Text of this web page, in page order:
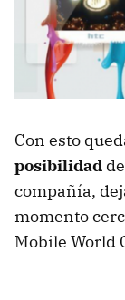
Con esto
posibilidad
compañía,
momento
Mobile World